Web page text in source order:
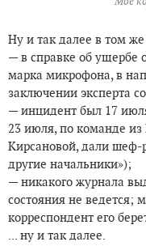
Ну и так далее в том
— в справке об ущербе
марка микрофона, в
заключении эксперта
— инцидент был 17
23 июля, по команде
Кирсановой, дали шеф-
другие начальники»);
— никакого журнала
состояния не ведется;
корреспондент его
... ну и так далее.